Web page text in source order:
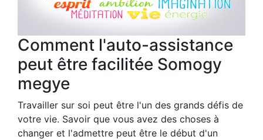
Comment l'auto-assistance
peut être facilitée Somogy
megye
Travailler sur soi peut être l'un des grands défis de
votre vie. Savoir que vous avez des choses à
changer et l'admettre peut être le début d'un